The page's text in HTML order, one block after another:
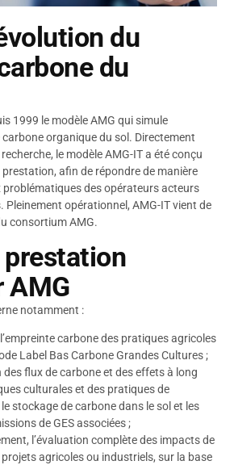
du
du
1999 le modèle AMG qui simule
carbone organique du sol. Directement
le modèle AMG-IT a été conçu
afin de répondre de manière
problématiques des opérateurs acteurs
Pleinement opérationnel, AMG-IT vient de
consortium AMG.
AMG
notamment :
carbone des pratiques agricoles
Label Bas Carbone Grandes Cultures ;
flux de carbone et des effets à long
culturales et des pratiques de
stockage de carbone dans le sol et les
de GES associées ;
l’évaluation complète des impacts de
agricoles ou industriels, sur la base